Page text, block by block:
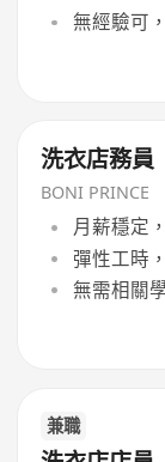
無經驗可
洗衣店務員
BONI PRINCE
月薪穩定
彈性工時
無需相關
兼職